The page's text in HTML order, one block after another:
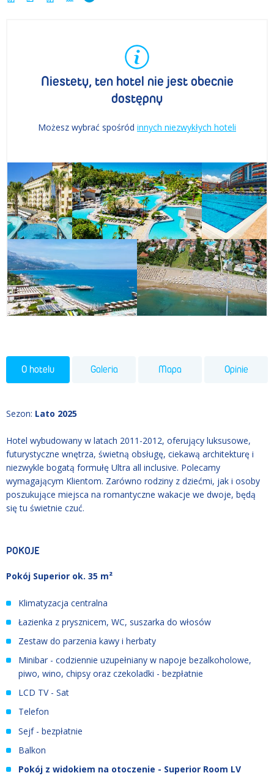
Niestety, ten hotel nie jest obecnie
dostępny
Możesz wybrać spośród innych niezwykłych hoteli
O hotelu Galeria Mapa Opinie
Sezon: Lato 2025
Hotel wybudowany w latach 2011-2012, oferujący luksusowe,
futurystyczne wnętrza, świetną obsługę, ciekawą architekturę i
niezwykle bogatą formułę Ultra all inclusive. Polecamy
wymagającym Klientom. Zarówno rodziny z dziećmi, jak i osoby
poszukujące miejsca na romantyczne wakacje we dwoje, będą
się tu świetnie czuć.
POKOJE
Pokój Superior ok. 35 m²
Klimatyzacja centralna
Łazienka z prysznicem, WC, suszarka do włosów
Zestaw do parzenia kawy i herbaty
Minibar - codziennie uzupełniany w napoje bezalkoholowe,
piwo, wino, chipsy oraz czekoladki - bezpłatnie
LCD TV - Sat
Telefon
Sejf - bezpłatnie
Balkon
Pokój z widokiem na otoczenie - Superior Room LV